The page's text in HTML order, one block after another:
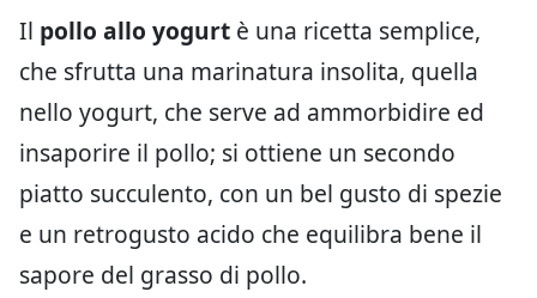
Il pollo allo yogurt è una ricetta semplice,
che sfrutta una marinatura insolita, quella
nello yogurt, che serve ad ammorbidire ed
insaporire il pollo; si ottiene un secondo
piatto succulento, con un bel gusto di spezie
e un retrogusto acido che equilibra bene il
sapore del grasso di pollo.